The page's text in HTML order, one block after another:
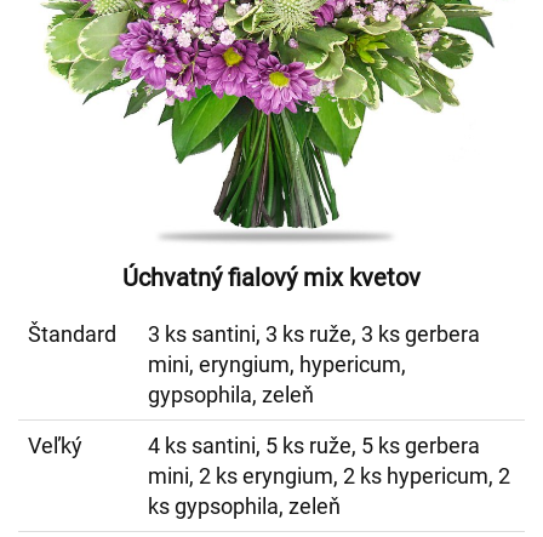
Úchvatný fialový mix kvetov
Štandard
3 ks santini, 3 ks ruže, 3 ks gerbera
mini, eryngium, hypericum,
gypsophila, zeleň
Veľký
4 ks santini, 5 ks ruže, 5 ks gerbera
mini, 2 ks eryngium, 2 ks hypericum, 2
ks gypsophila, zeleň